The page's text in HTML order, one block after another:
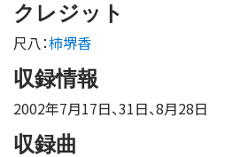
クレジット
尺八：柿堺香
収録情報
2002年7月17日、31日、8月28日
収録曲